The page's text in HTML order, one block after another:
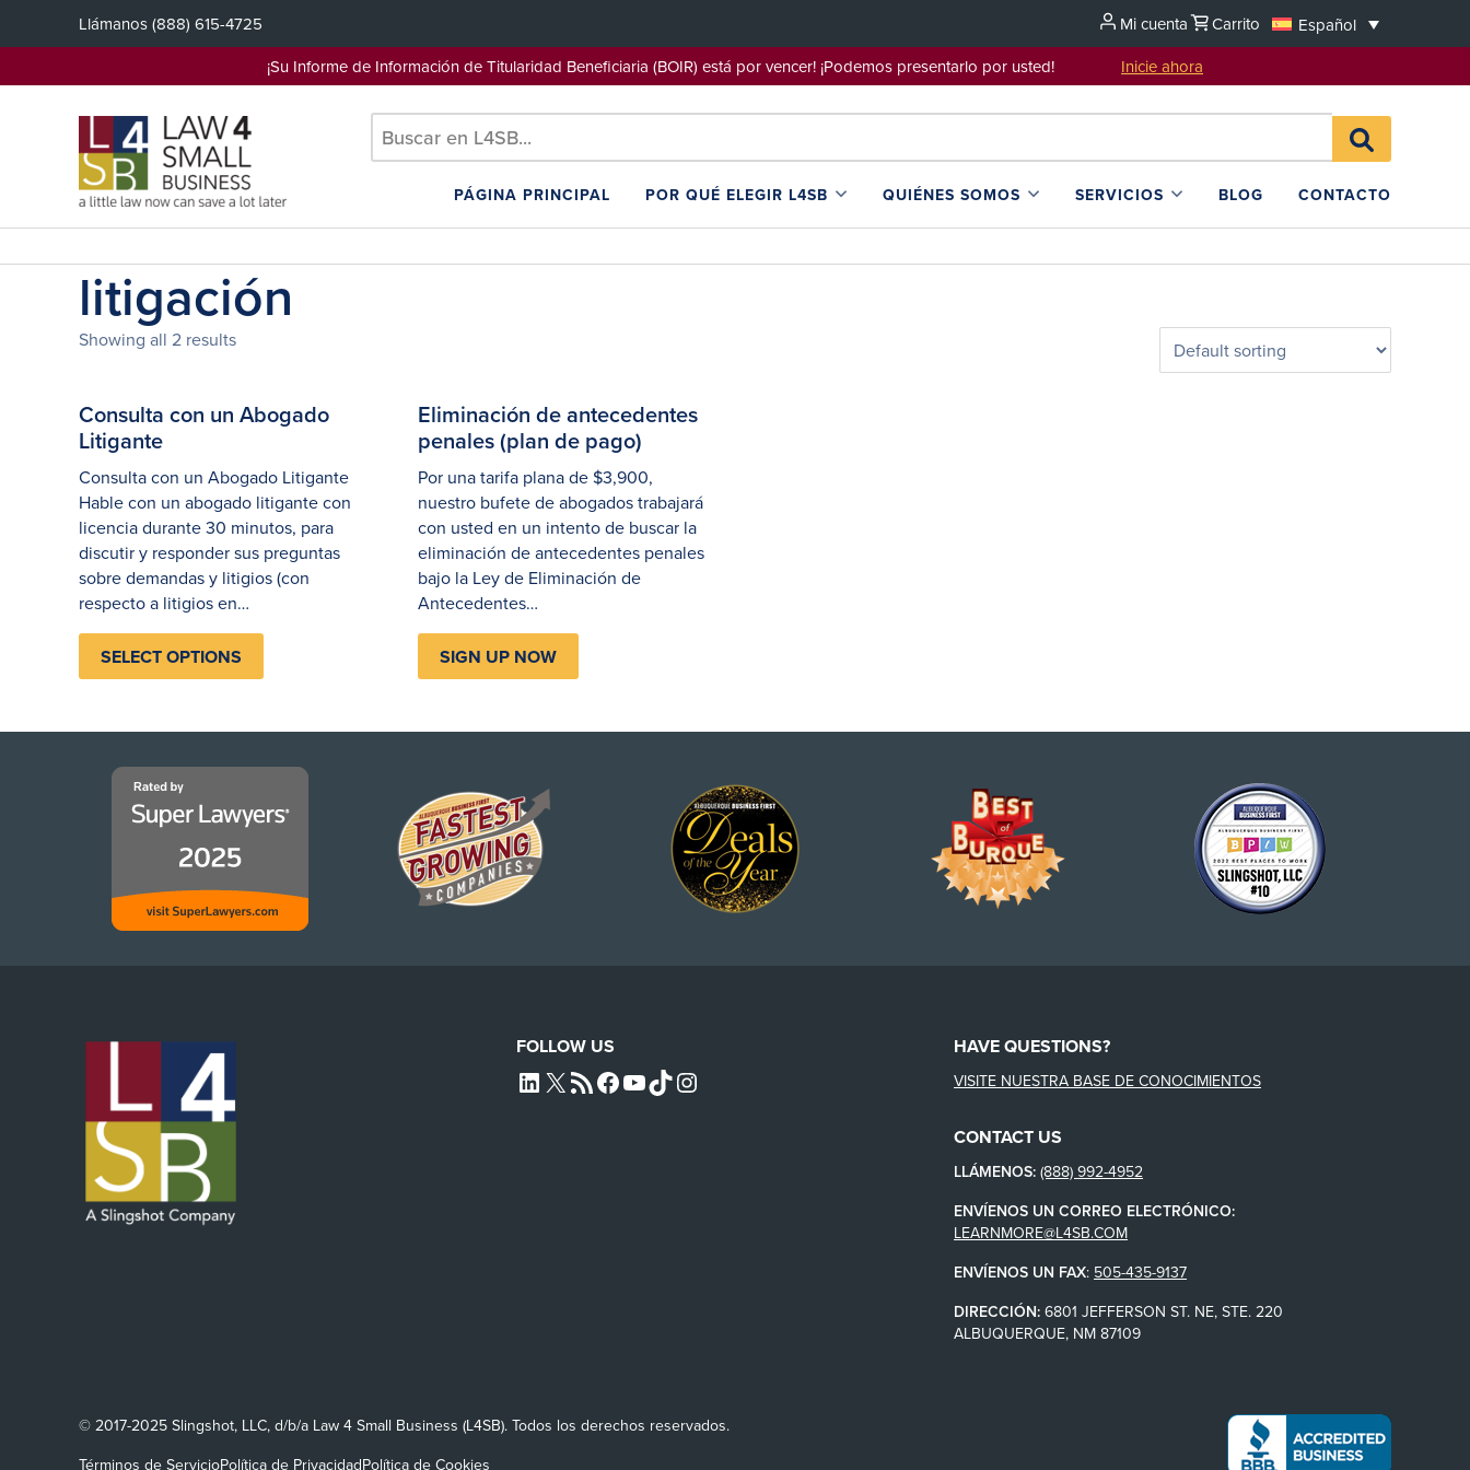
Llámanos(888) 615-4725 Mi cuenta Carrito
Español
¡Su Informe de Información de Titularidad Beneficiaria (BOIR) está por vencer! ¡Podemos presentarlo por usted! Inicie ahora
Search
for:BUSCAR
EN
PÁGINA PRINCIPAL POR QUÉ ELEGIR L4SB QUIÉNES SOMOS SERVICIOS BLOG CONTACTO
litigación
Showing all 2 results
Consulta con un Abogado
Litigante
Consulta con un Abogado Litigante
Hable con un abogado litigante con
licencia durante 30 minutos, para
discutir y responder sus preguntas
sobre demandas y litigios (con
respecto a litigios en…
SELECT OPTIONS
Eliminación de antecedentes
penales (plan de pago)
Por una tarifa plana de $3,900,
nuestro bufete de abogados trabajará
con usted en un intento de buscar la
eliminación de antecedentes penales
bajo la Ley de Eliminación de
Antecedentes…
SIGN UP NOW
FOLLOW US
L4SB LINKEDIN
X L4SB RSS FEEDL4SB FACEBOOK
L4SB YOUTUBE
TIKTOKINSTAGRAM
HAVE QUESTIONS?
VISITE NUESTRA BASE DE CONOCIMIENTOS
CONTACT US
LLÁMENOS: (888) 992-4952
ENVÍENOS UN CORREO ELECTRÓNICO:
LEARNMORE@L4SB.COM
ENVÍENOS UN FAX: 505-435-9137
DIRECCIÓN: 6801 JEFFERSON ST. NE, STE. 220
ALBUQUERQUE, NM 87109
© 2017-2025 Slingshot, LLC, d/b/a Law 4 Small Business (L4SB). Todos los derechos reservados.
Términos de ServicioPolítica de PrivacidadPolítica de Cookies